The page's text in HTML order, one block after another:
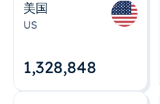
美国
US
1,328,848